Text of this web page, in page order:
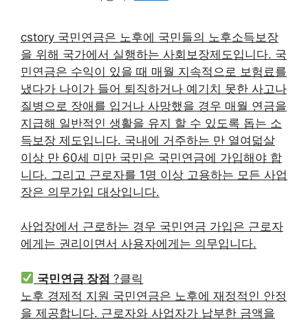
cstory 국민연금은 노후에 국민들의 노후소득보장
을 위해 국가에서 실행하는 사회보장제도입니다. 국
민연금은 수익이 있을 때 매월 지속적으로 보험료를
냈다가 나이가 들어 퇴직하거나 예기치 못한 사고나
질병으로 장애를 입거나 사망했을 경우 매월 연금을
지급해 일반적인 생활을 유지 할 수 있도록 돕는 소
득보장 제도입니다. 국내에 거주하는 만 열여덟살
이상 만 60세 미만 국민은 국민연금에 가입해야 합
니다. 그리고 근로자를 1명 이상 고용하는 모든 사업
장은 의무가입 대상입니다.
사업장에서 근로하는 경우 국민연금 가입은 근로자
에게는 권리이면서 사용자에게는 의무입니다.
국민연금 장점 ?클릭
노후 경제적 지원 국민연금은 노후에 재정적인 안정
을 제공합니다. 근로자와 사업자가 납부한 금액을